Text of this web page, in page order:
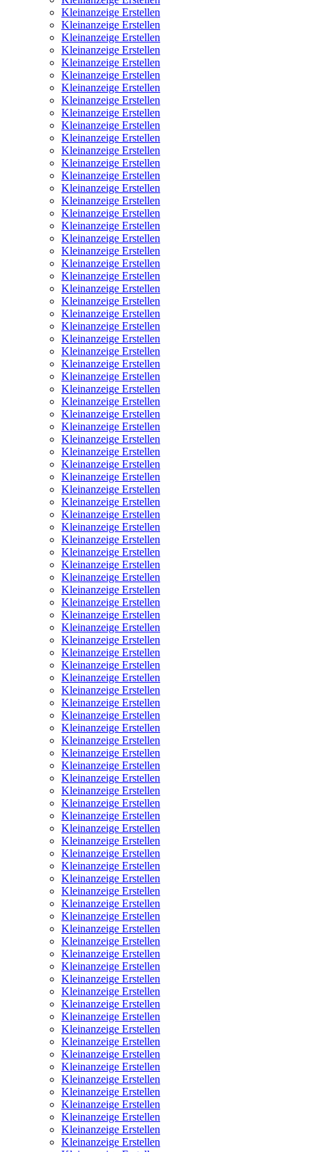
Kleinanzeige Erstellen
Kleinanzeige Erstellen
Kleinanzeige Erstellen
Kleinanzeige Erstellen
Kleinanzeige Erstellen
Kleinanzeige Erstellen
Kleinanzeige Erstellen
Kleinanzeige Erstellen
Kleinanzeige Erstellen
Kleinanzeige Erstellen
Kleinanzeige Erstellen
Kleinanzeige Erstellen
Kleinanzeige Erstellen
Kleinanzeige Erstellen
Kleinanzeige Erstellen
Kleinanzeige Erstellen
Kleinanzeige Erstellen
Kleinanzeige Erstellen
Kleinanzeige Erstellen
Kleinanzeige Erstellen
Kleinanzeige Erstellen
Kleinanzeige Erstellen
Kleinanzeige Erstellen
Kleinanzeige Erstellen
Kleinanzeige Erstellen
Kleinanzeige Erstellen
Kleinanzeige Erstellen
Kleinanzeige Erstellen
Kleinanzeige Erstellen
Kleinanzeige Erstellen
Kleinanzeige Erstellen
Kleinanzeige Erstellen
Kleinanzeige Erstellen
Kleinanzeige Erstellen
Kleinanzeige Erstellen
Kleinanzeige Erstellen
Kleinanzeige Erstellen
Kleinanzeige Erstellen
Kleinanzeige Erstellen
Kleinanzeige Erstellen
Kleinanzeige Erstellen
Kleinanzeige Erstellen
Kleinanzeige Erstellen
Kleinanzeige Erstellen
Kleinanzeige Erstellen
Kleinanzeige Erstellen
Kleinanzeige Erstellen
Kleinanzeige Erstellen
Kleinanzeige Erstellen
Kleinanzeige Erstellen
Kleinanzeige Erstellen
Kleinanzeige Erstellen
Kleinanzeige Erstellen
Kleinanzeige Erstellen
Kleinanzeige Erstellen
Kleinanzeige Erstellen
Kleinanzeige Erstellen
Kleinanzeige Erstellen
Kleinanzeige Erstellen
Kleinanzeige Erstellen
Kleinanzeige Erstellen
Kleinanzeige Erstellen
Kleinanzeige Erstellen
Kleinanzeige Erstellen
Kleinanzeige Erstellen
Kleinanzeige Erstellen
Kleinanzeige Erstellen
Kleinanzeige Erstellen
Kleinanzeige Erstellen
Kleinanzeige Erstellen
Kleinanzeige Erstellen
Kleinanzeige Erstellen
Kleinanzeige Erstellen
Kleinanzeige Erstellen
Kleinanzeige Erstellen
Kleinanzeige Erstellen
Kleinanzeige Erstellen
Kleinanzeige Erstellen
Kleinanzeige Erstellen
Kleinanzeige Erstellen
Kleinanzeige Erstellen
Kleinanzeige Erstellen
Kleinanzeige Erstellen
Kleinanzeige Erstellen
Kleinanzeige Erstellen
Kleinanzeige Erstellen
Kleinanzeige Erstellen
Kleinanzeige Erstellen
Kleinanzeige Erstellen
Kleinanzeige Erstellen
Kleinanzeige Erstellen